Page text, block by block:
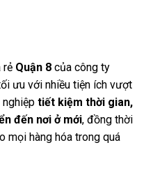
rẻ Quận 8 của công ty
ưu với nhiều tiện ích vượt
tiết kiệm thời gian,
đến nơi ở mới, đồng thời
mọi hàng hóa trong quá